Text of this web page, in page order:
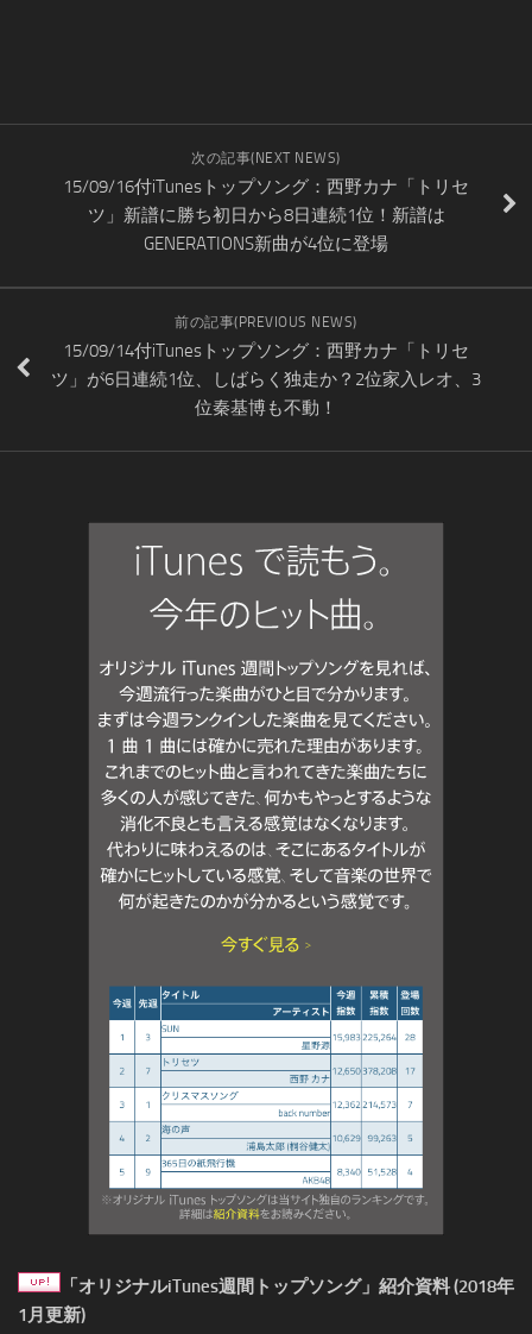
次の記事(NEXT NEWS)
15/09/16付iTunesトップソング：西野カナ「トリセ
ツ」新譜に勝ち初日から8日連続1位！新譜は
GENERATIONS新曲が4位に登場
前の記事(PREVIOUS NEWS)
15/09/14付iTunesトップソング：西野カナ「トリセ
ツ」が6日連続1位、しばらく独走か？2位家入レオ、3
位秦基博も不動！
「オリジナルiTunes週間トップソング」紹介資料 (2018年
1月更新)